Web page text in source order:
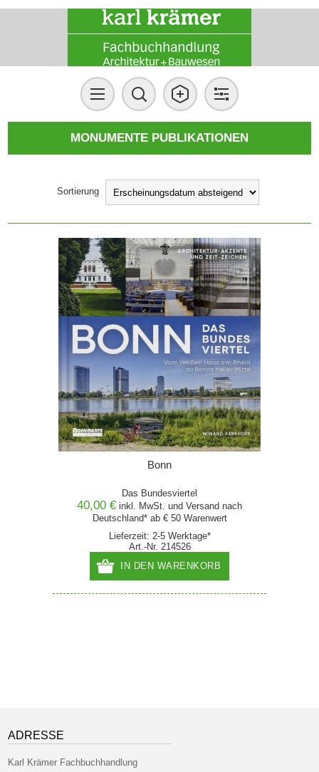
MONUMENTE PUBLIKATIONEN
Sortierung
Bonn
Das Bundesviertel
40,00 € inkl. MwSt. und Versand nach
Deutschland* ab € 50 Warenwert
Lieferzeit: 2-5 Werktage*
Art.-Nr. 214526
IN DEN WARENKORB
ADRESSE
Karl Krämer Fachbuchhandlung